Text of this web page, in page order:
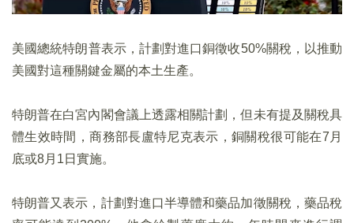
美國總統特朗普表示，計劃對進口銅徵收50%關稅，以推動
美國對這種關鍵金屬的本土生產。
特朗普在白宮內閣會議上透露相關計劃，但未有提及關稅具
體生效時間，商務部長盧特尼克表示，銅關稅很可能在7月
底或8月1日實施。
特朗普又表示，計劃對進口半導體和藥品加徵關稅，藥品稅